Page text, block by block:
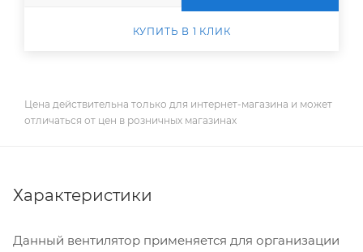
КУПИТЬ В 1 КЛИК
Цена действительна только для интернет-магазина и может
отличаться от цен в розничных магазинах
Характеристики
Данный вентилятор применяется для организации